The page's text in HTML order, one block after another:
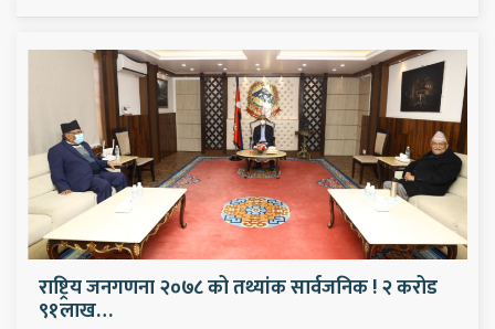
राष्ट्रिय जनगणना २०७८ को तथ्यांक सार्वजनिक ! २ करोड
९१लाख…